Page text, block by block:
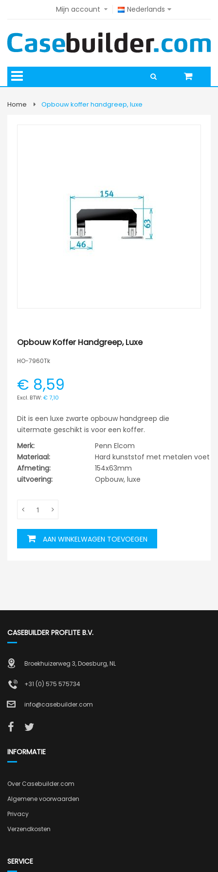
Nederlands
Mijn account
Home Opbouw koffer handgreep, luxe
Opbouw Koffer Handgreep, Luxe
HO-7960Tk
€ 8,59
€ 7,10
Dit is een luxe zwarte opbouw handgreep die
uitermate geschikt is voor een koffer.
Merk:
Penn Elcom
Materiaal:
Hard kunststof met metalen voet
Afmeting:
154x63mm
uitvoering:
Opbouw, luxe
AAN WINKELWAGEN TOEVOEGEN
CASEBUILDER PROFLITE B.V.
Broekhuizerweg 3, Doesburg, NL
+31 (0) 575 575734
info@casebuilder.com
INFORMATIE
Over Casebuilder.com
Algemene voorwaarden
Privacy
Verzendkosten
SERVICE